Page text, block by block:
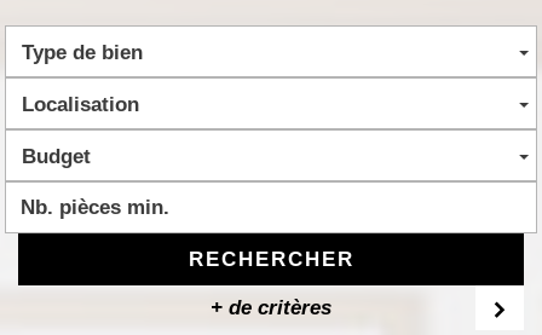
Type de bien
Localisation
Budget
RECHERCHER
+ de critères